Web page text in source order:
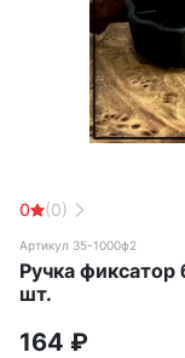
0 (0)
Артикул 35-1000ф2
Ручка
шт.
164 ₽